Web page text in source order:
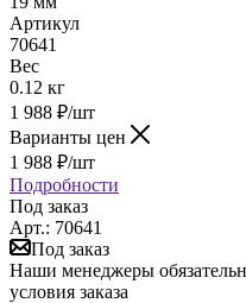
Артикул
70641
Вес
0.12 кг
1 988 ₽/шт
Варианты цен
1 988 ₽/шт
Подробности
Под заказ
Арт.: 70641
Под заказ
Наши менеджеры
условия заказа